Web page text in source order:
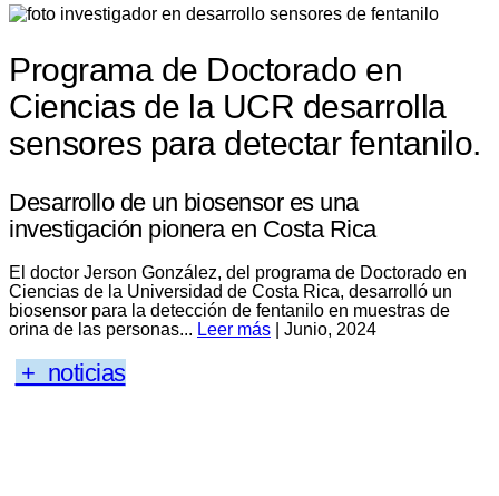
Programa de Doctorado en
Ciencias de la UCR desarrolla
sensores para detectar fentanilo.
Desarrollo de un biosensor es una
investigación pionera en Costa Rica
El doctor Jerson González, del programa de Doctorado en
Ciencias de la Universidad de Costa Rica, desarrolló un
biosensor para la detección de fentanilo en muestras de
orina de las personas... Leer más | Junio, 2024
+ noticias